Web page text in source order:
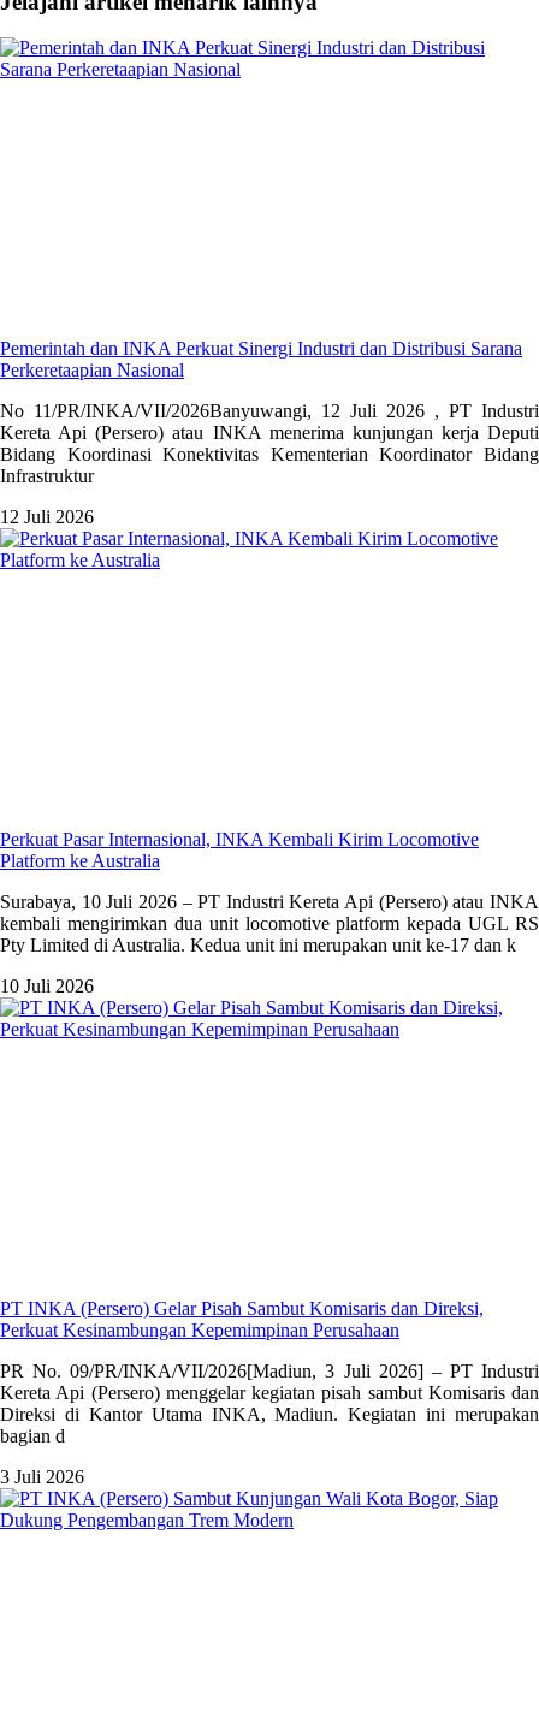
Pemerintah dan INKA Perkuat Sinergi Industri dan Distribusi Sarana
Perkeretaapian Nasional
No 11/PR/INKA/VII/2026Banyuwangi, 12 Juli 2026 , PT Industri
Kereta Api (Persero) atau INKA menerima kunjungan kerja Deputi
Bidang Koordinasi Konektivitas Kementerian Koordinator Bidang
Infrastruktur
12 Juli 2026
Perkuat Pasar Internasional, INKA Kembali Kirim Locomotive
Platform ke Australia
Surabaya, 10 Juli 2026 – PT Industri Kereta Api (Persero) atau INKA
kembali mengirimkan dua unit locomotive platform kepada UGL RS
Pty Limited di Australia. Kedua unit ini merupakan unit ke-17 dan k
10 Juli 2026
PT INKA (Persero) Gelar Pisah Sambut Komisaris dan Direksi,
Perkuat Kesinambungan Kepemimpinan Perusahaan
PR No. 09/PR/INKA/VII/2026[Madiun, 3 Juli 2026] – PT Industri
Kereta Api (Persero) menggelar kegiatan pisah sambut Komisaris dan
Direksi di Kantor Utama INKA, Madiun. Kegiatan ini merupakan
bagian d
3 Juli 2026